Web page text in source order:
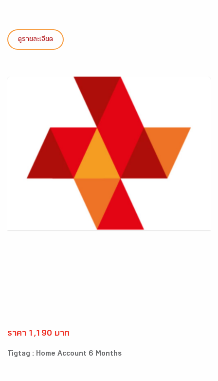
ดูรายละเอียด
ราคา 1,190 บาท
Tigtag : Home Account 6 Months